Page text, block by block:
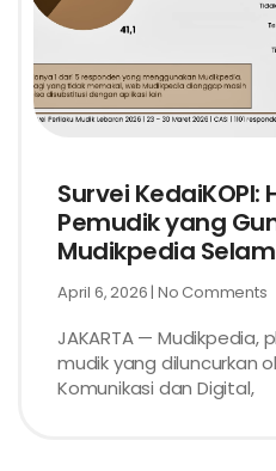
Survei KedaiKOPI:
Pemudik yang
Mudikpedia
April 6, 2026 No Comments
JAKARTA — Mudikpedia,
mudik yang diluncurkan
Komunikasi dan Digital,